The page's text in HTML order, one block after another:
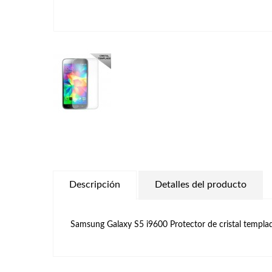
Descripción Detalles del producto
Samsung Galaxy S5 i9600 Protector de cristal